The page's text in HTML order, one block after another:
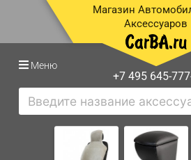
Магазин
Аксессуаров
Меню
+7 495 645-